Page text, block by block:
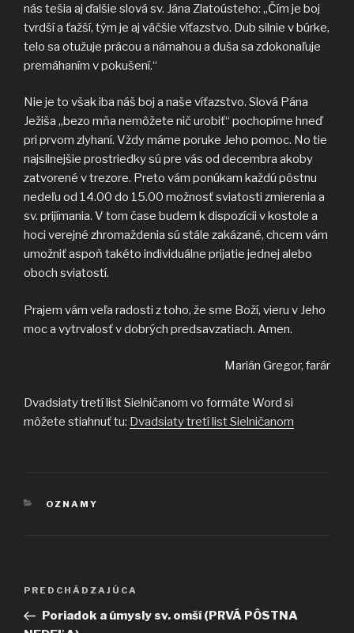
nás tešia aj ďalšie slová sv. Jána Zlatoústeho: „Čím je boj
tvrdší a ťažší, tým je aj väčšie víťazstvo. Dub silnie v búrke,
telo sa otužuje prácou a námahou a duša sa zdokonaľuje
premáhaním v pokušení.“
Nie je to však iba náš boj a naše víťazstvo. Slová Pána
Ježiša „bezo mňa nemôžete nič urobiť“ pochopíme hneď
pri prvom zlyhaní. Vždy máme poruke Jeho pomoc. No tie
najsilnejšie prostriedky sú pre vás od decembra akoby
zatvorené v trezore. Preto vám ponúkam každú pôstnu
nedeľu od 14.00 do 15.00 možnosť sviatosti zmierenia a
sv. prijímania. V tom čase budem k dispozícii v kostole a
hoci verejné zhromaždenia sú stále zakázané, chcem vám
umožniť aspoň takéto individuálne prijatie jednej alebo
oboch sviatostí.
Prajem vám veľa radosti z toho, že sme Boží, vieru v Jeho
moc a vytrvalosť v dobrých predsavzatiach. Amen.
Marián Gregor, farár
Dvadsiaty tretí list Sielničanom vo formáte Word si
môžete stiahnuť tu: Dvadsiaty tretí list Sielničanom
KATEGÓRIE
OZNAMY
Navigácia
článku
Predchádzajúci
článok
PREDCHÁDZAJÚCA
Poriadok a úmysly sv. omší (PRVÁ PÔSTNA